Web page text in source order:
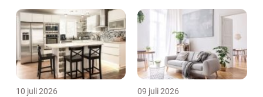
10 juli 2026 09 juli 2026